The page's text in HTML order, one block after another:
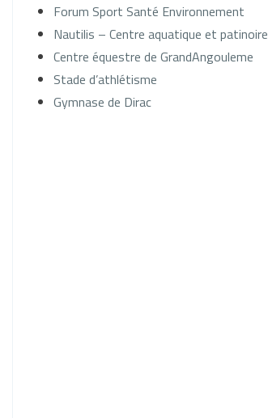
Forum Sport Santé Environnement
Nautilis – Centre aquatique et patinoire
Centre équestre de GrandAngouleme
Stade d’athlétisme
Gymnase de Dirac